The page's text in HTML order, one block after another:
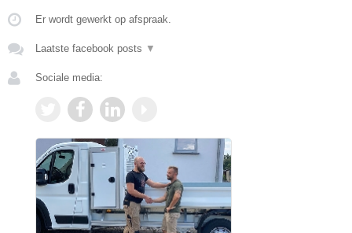
Er wordt gewerkt op afspraak.
Laatste facebook posts ▼
Sociale media: